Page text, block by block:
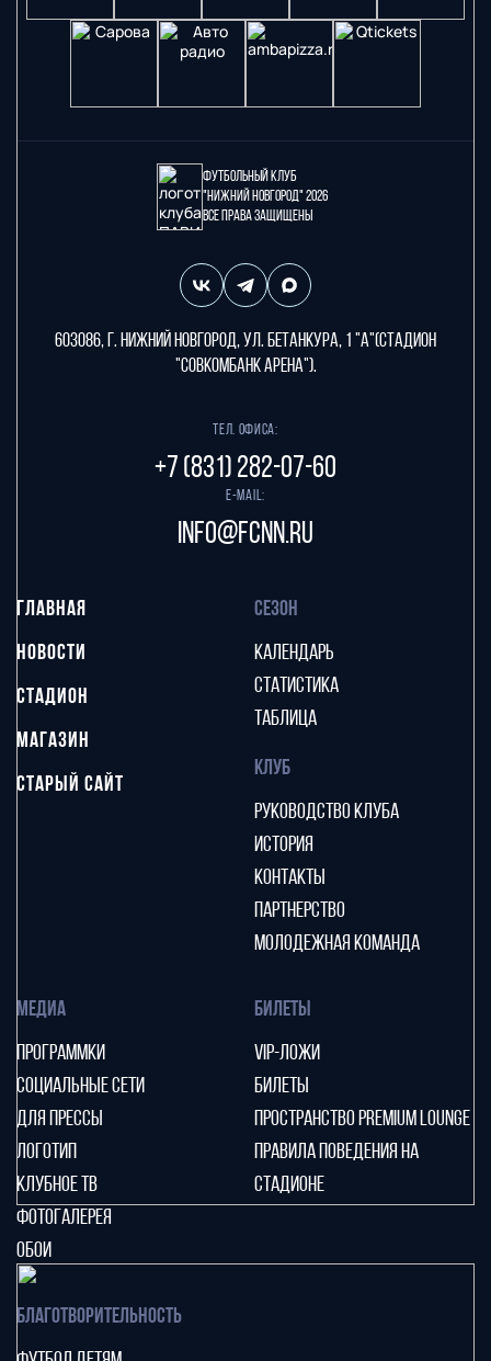
Футбольный клуб
"Нижний Новгород" 2026
Все права защищены
603086, г. Нижний Новгород, ул. Бетанкура, 1 "А"(стадион
"СОВКОМБАНК АРЕНА").
Тел. офиса:
+7 (831) 282-07-60
E-mail:
info@fcnn.ru
ГЛАВНАЯ
НОВОСТИ
СТАДИОН
МАГАЗИН
СТАРЫЙ САЙТ
СЕЗОН
КАЛЕНДАРЬ
СТАТИСТИКА
ТАБЛИЦА
КЛУБ
РУКОВОДСТВО КЛУБА
ИСТОРИЯ
КОНТАКТЫ
ПАРТНЕРСТВО
МОЛОДЕЖНАЯ КОМАНДА
МЕДИА
ПРОГРАММКИ
СОЦИАЛЬНЫЕ СЕТИ
ДЛЯ ПРЕССЫ
ЛОГОТИП
КЛУБНОЕ ТВ
ФОТОГАЛЕРЕЯ
ОБОИ
БИЛЕТЫ
VIP-ЛОЖИ
БИЛЕТЫ
ПРОСТРАНСТВО PREMIUM LOUNGE
ПРАВИЛА ПОВЕДЕНИЯ НА
СТАДИОНЕ
БЛАГОТВОРИТЕЛЬНОСТЬ